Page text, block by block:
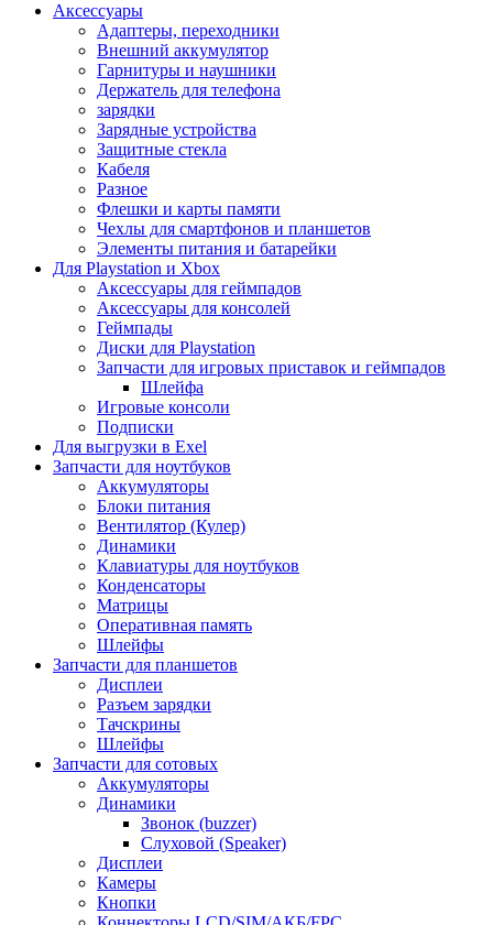
Аксессуары
Адаптеры, переходники
Внешний аккумулятор
Гарнитуры и наушники
Держатель для телефона
зарядки
Зарядные устройства
Защитные стекла
Кабеля
Разное
Флешки и карты памяти
Чехлы для смартфонов и планшетов
Элементы питания и батарейки
Для Playstation и Xbox
Аксессуары для геймпадов
Аксессуары для консолей
Геймпады
Диски для Playstation
Запчасти для игровых приставок и геймпадов
Шлейфа
Игровые консоли
Подписки
Для выгрузки в Exel
Запчасти для ноутбуков
Аккумуляторы
Блоки питания
Вентилятор (Кулер)
Динамики
Клавиатуры для ноутбуков
Конденсаторы
Матрицы
Оперативная память
Шлейфы
Запчасти для планшетов
Дисплеи
Разъем зарядки
Тачскрины
Шлейфы
Запчасти для сотовых
Аккумуляторы
Динамики
Звонок (buzzer)
Слуховой (Speaker)
Дисплеи
Камеры
Кнопки